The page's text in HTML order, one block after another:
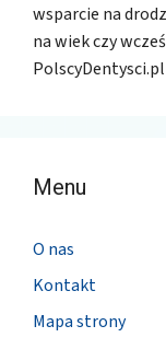
wsparcie na
na wiek czy
Menu
O nas
Kontakt
Mapa strony